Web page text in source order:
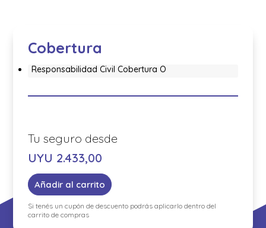
Cobertura
Responsabilidad Civil Cobertura O
UYU 2.433,00
Añadir al carrito
Si tenés un cupón de descuento podrás aplicarlo dentro del
carrito de compras